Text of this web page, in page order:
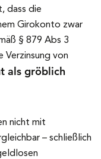
dass die
Girokonto zwar
§ 879 Abs 3
Verzinsung von
als gröblich
nicht mit
– schließlich